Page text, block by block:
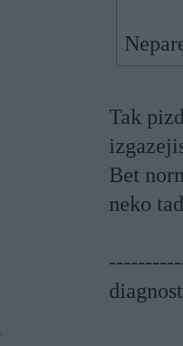
Tak
Bet
neko